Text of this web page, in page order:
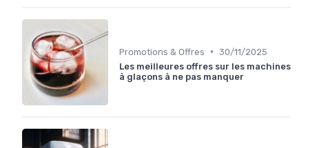
Promotions & Offres • 30/11/2025
Les meilleures offres sur les machines
à glaçons à ne pas manquer